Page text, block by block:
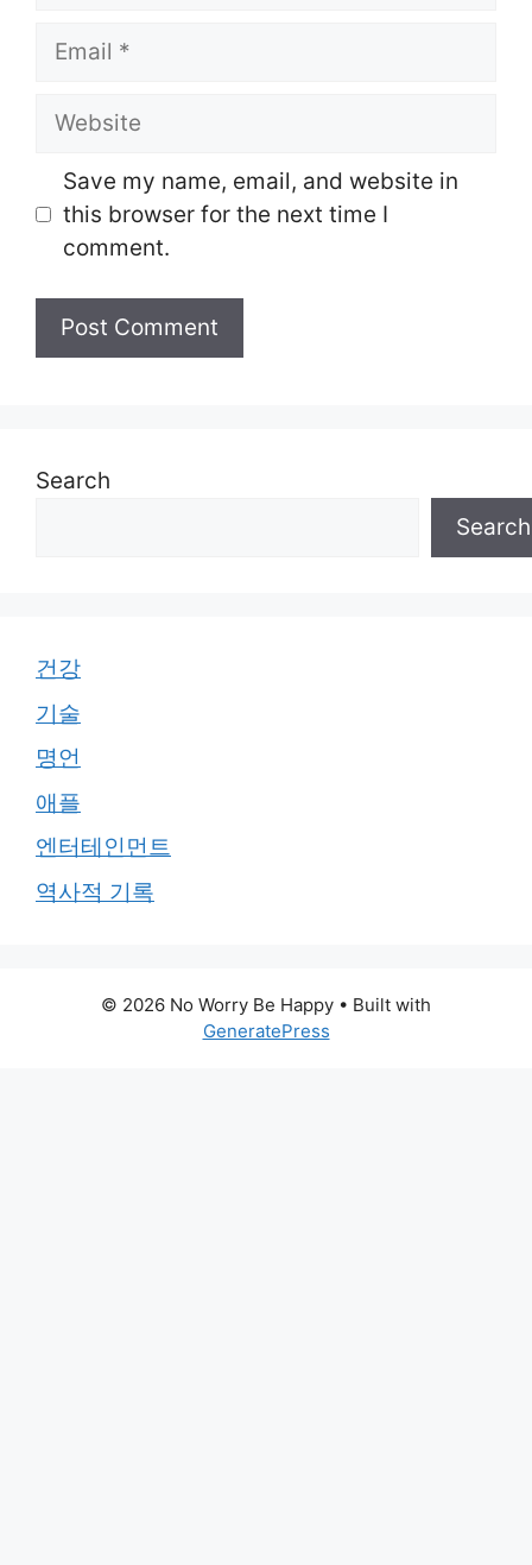
Email
Website
Save my name, email, and website in
this browser for the next time I
comment.
Search
Search
건강
기술
명언
애플
엔터테인먼트
역사적 기록
© 2026 No Worry Be Happy • Built with
GeneratePress